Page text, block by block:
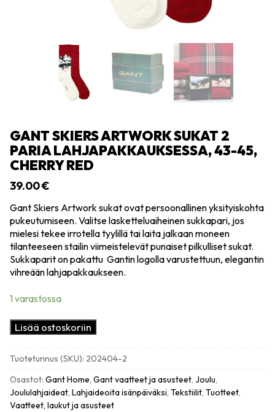
GANT SKIERS ARTWORK SUKAT 2
PARIA LAHJAPAKKAUKSESSA, 43-45,
CHERRY RED
39.00€
Gant Skiers Artwork sukat ovat persoonallinen yksityiskohta
pukeutumiseen. Valitse lasketteluaiheinen sukkapari, jos
mielesi tekee irrotella tyylillä tai laita jalkaan moneen
tilanteeseen stailin viimeistelevät punaiset pilkulliset sukat.
Sukkaparit on pakattu Gantin logolla varustettuun, elegantin
vihreään lahjapakkaukseen.
1 varastossa
Gant
Skiers
sukat
2
paria
lahjapakkauksessa,
Lisää ostoskoriin
Tuotetunnus (SKU): 202404-2
Osastot: Gant Home, Gant vaatteet ja asusteet, Joulu,
Joululahjaideat, Lahjaideoita isänpäiväksi, Tekstiilit, Tuotteet,
Vaatteet, laukut ja asusteet